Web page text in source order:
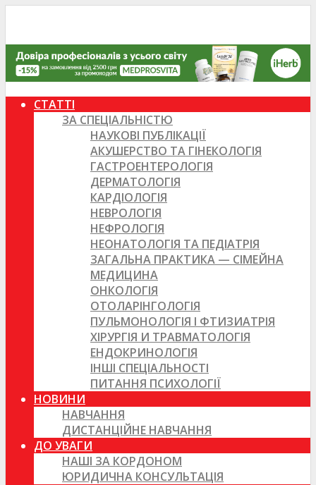
СТАТТІ
ЗА СПЕЦІАЛЬНІСТЮ
НАУКОВІ ПУБЛІКАЦІЇ
АКУШЕРСТВО ТА ГІНЕКОЛОГІЯ
ГАСТРОЕНТЕРОЛОГІЯ
ДЕРМАТОЛОГІЯ
КАРДІОЛОГІЯ
НЕВРОЛОГІЯ
НЕФРОЛОГІЯ
НЕОНАТОЛОГІЯ ТА ПЕДІАТРІЯ
ЗАГАЛЬНА ПРАКТИКА — СІМЕЙНА
МЕДИЦИНА
ОНКОЛОГІЯ
ОТОЛАРІНГОЛОГІЯ
ПУЛЬМОНОЛОГІЯ І ФТИЗИАТРІЯ
ХІРУРГІЯ И ТРАВМАТОЛОГІЯ
ЕНДОКРИНОЛОГІЯ
ІНШІ СПЕЦІАЛЬНОСТІ
ПИТАННЯ ПСИХОЛОГІЇ
НОВИНИ
НАВЧАННЯ
ДИСТАНЦІЙНЕ НАВЧАННЯ
ДО УВАГИ
НАШІ ЗА КОРДОНОМ
ЮРИДИЧНА КОНСУЛЬТАЦІЯ